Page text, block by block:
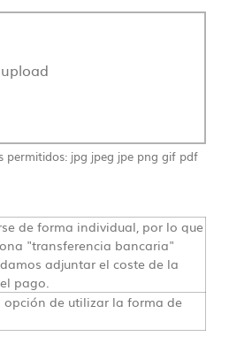
permitidos: jpg jpeg jpe png gif pdf
de forma individual, por lo que
"transferencia bancaria"
adjuntar el coste de la
pago.
opción de utilizar la forma de